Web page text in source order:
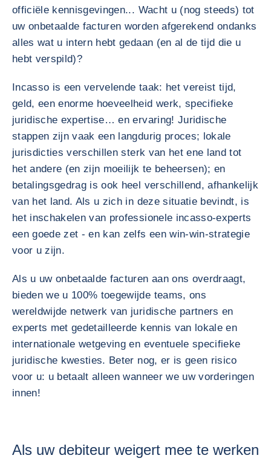
officiële kennisgevingen... Wacht u (nog steeds) tot
uw onbetaalde facturen worden afgerekend ondanks
alles wat u intern hebt gedaan (en al de tijd die u
hebt verspild)?
Incasso is een vervelende taak: het vereist tijd,
geld, een enorme hoeveelheid werk, specifieke
juridische expertise… en ervaring! Juridische
stappen zijn vaak een langdurig proces; lokale
jurisdicties verschillen sterk van het ene land tot
het andere (en zijn moeilijk te beheersen); en
betalingsgedrag is ook heel verschillend, afhankelijk
van het land. Als u zich in deze situatie bevindt, is
het inschakelen van professionele incasso-experts
een goede zet - en kan zelfs een win-win-strategie
voor u zijn.
Als u uw onbetaalde facturen aan ons overdraagt,
bieden we u 100% toegewijde teams, ons
wereldwijde netwerk van juridische partners en
experts met gedetailleerde kennis van lokale en
internationale wetgeving en eventuele specifieke
juridische kwesties. Beter nog, er is geen risico
voor u: u betaalt alleen wanneer we uw vorderingen
innen!
Als uw debiteur weigert mee te werken